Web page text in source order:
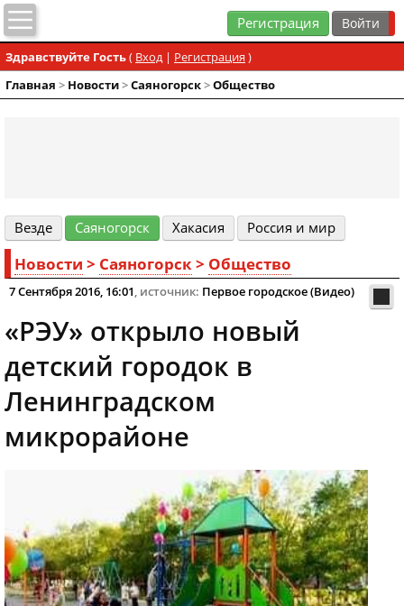
Регистрация
Здравствуйте Гость( Вход| Регистрация )
Главная > Новости>Cаяногорск>Общество
Везде Cаяногорск Хакасия Россия и мир
Новости > Cаяногорск> Общество
7 Сентября 2016, 16:01, источник: Первое городское (Видео)
«РЭУ» открыло новый
детский городок в
Ленинградском
микрорайоне